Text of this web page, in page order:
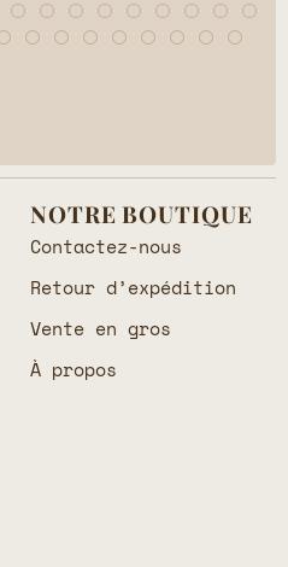
NOTRE BOUTIQUE
Contactez-nous
Retour d’expédition
Vente en gros
À propos